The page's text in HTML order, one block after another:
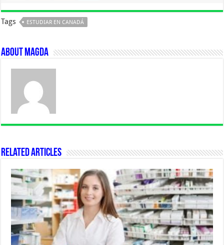
Tags ESTUDIAR EN CANADÁ
About Magda
Related Articles